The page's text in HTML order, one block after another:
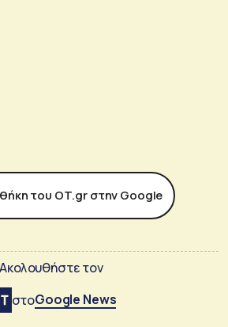
του ΟΤ.gr στην Google
Ακολουθήστε τον
στοGoogle News